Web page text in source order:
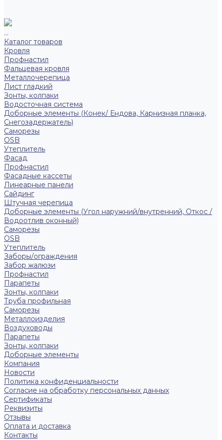
...
Каталог товаров
Кровля
Профнастил
Фальцевая кровля
Металлочерепица
Лист гладкий
Зонты, колпаки
Водосточная система
Доборные элементы (Конек/ Ендова, Карнизная планка,
Снегозадержатель)
Саморезы
ОSB
Утеплитель
Фасад
Профнастил
Фасадные кассеты
Линеарные панели
Сайдинг
Штучная черепица
Доборные элементы (Угол наружний/внутренний, Откос /
Водоотлив оконный)
Саморезы
OSB
Утеплитель
Заборы/ограждения
Забор жалюзи
Профнастил
Парапеты
Зонты, колпаки
Труба профильная
Саморезы
Металлоизделия
Воздуховоды
Парапеты
Зонты, колпаки
Доборные элементы
Компания
Новости
Политика конфиденциальности
Согласие на обработку персональных данных
Сертификаты
Реквизиты
Отзывы
Оплата и доставка
Контакты